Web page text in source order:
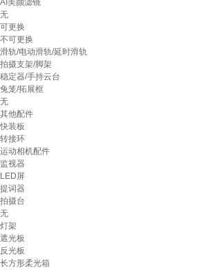
AI美颜滤镜
无
可更换
不可更换
滑轨/电动滑轨/延时滑轨
拍摄支架/脚架
稳定器/手持云台
兔笼/拓展框
无
其他配件
快装板
转接环
运动相机配件
监视器
LED屏
提词器
拍摄台
无
灯架
遮光板
反光板
长方形柔光箱